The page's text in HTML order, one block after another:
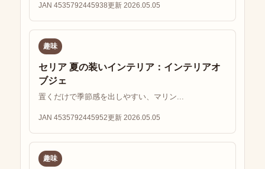
JAN 4535792445938更新 2026.05.05
趣味
セリア 夏の装いインテリア：インテリアオ
ブジェ
置くだけで季節感を出しやすい、マリン...
JAN 4535792445952更新 2026.05.05
趣味